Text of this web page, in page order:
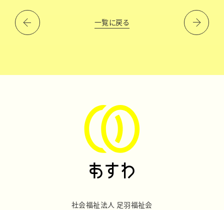
一覧に戻る
社会福祉法人 足羽福祉会